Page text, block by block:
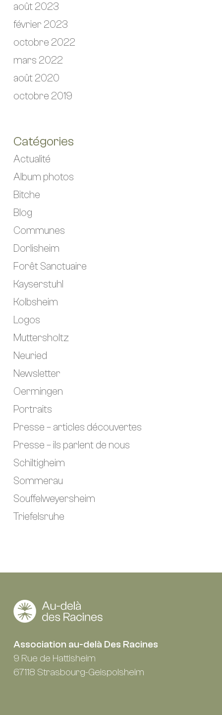
août 2023
février 2023
octobre 2022
mars 2022
août 2020
octobre 2019
Catégories
Actualité
Album photos
Bitche
Blog
Communes
Dorlisheim
Forêt Sanctuaire
Kayserstuhl
Kolbsheim
Logos
Muttersholtz
Neuried
Newsletter
Oermingen
Portraits
Presse – articles découvertes
Presse – ils parlent de nous
Schiltigheim
Sommerau
Souffelweyersheim
Triefelsruhe
Association au-delà Des Racines
9 Rue de Hattisheim
67118 Strasbourg-Geispolsheim